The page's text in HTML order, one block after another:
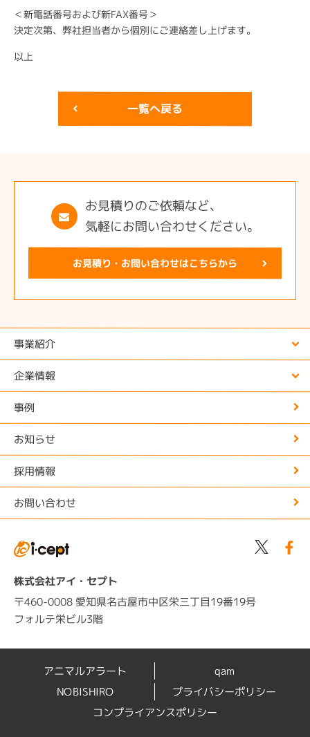
＜新電話番号および新FAX番号＞
決定次第、弊社担当者から個別にご連絡差し上げます。
以上
一覧へ戻る
お見積りのご依頼など、
気軽にお問い合わせください。
お見積り・お問い合わせはこちらから
事業紹介
企業情報
事例
お知らせ
採用情報
お問い合わせ
株式会社アイ・セプト
〒460-0008 愛知県名古屋市中区栄三丁目19番19号
フォルテ栄ビル3階
アニマルアラート qam
NOBISHIRO プライバシーポリシー
コンプライアンスポリシー